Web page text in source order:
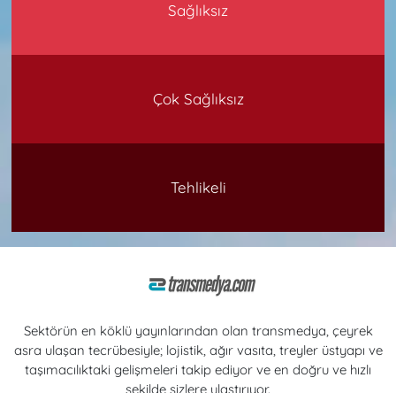
Sağlıksız
Çok Sağlıksız
Tehlikeli
Sektörün en köklü yayınlarından olan transmedya, çeyrek
asra ulaşan tecrübesiyle; lojistik, ağır vasıta, treyler üstyapı ve
taşımacılıktaki gelişmeleri takip ediyor ve en doğru ve hızlı
şekilde sizlere ulaştırıyor.